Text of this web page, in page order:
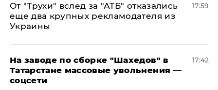
От "Трухи" вслед за "АТБ" отказались
еще два крупных рекламодателя из
Украины
17:59
На заводе по сборке "Шахедов" в
Татарстане массовые увольнения —
соцсети
17:42